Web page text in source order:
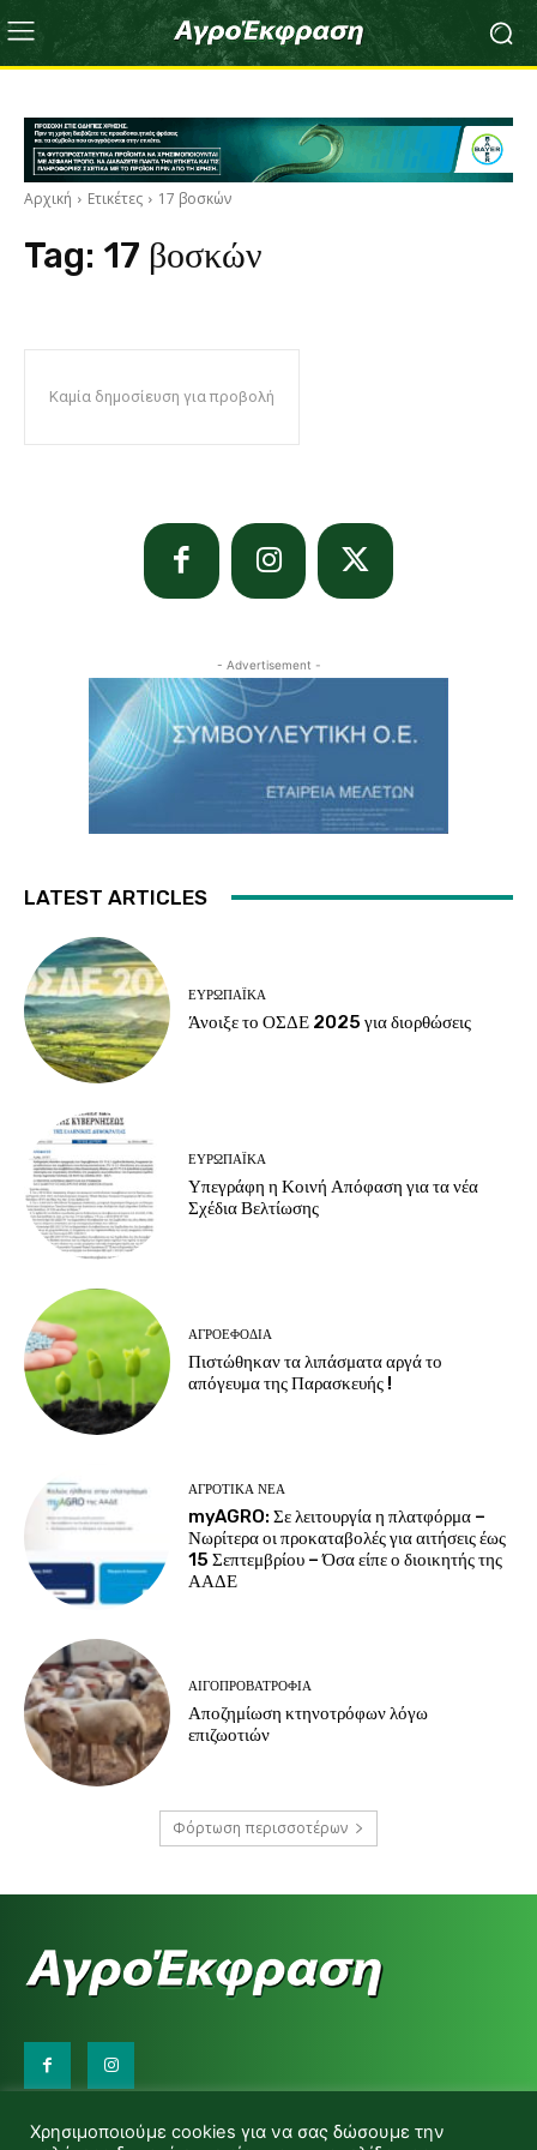
Αρχική Ετικέτες 17 βοσκών
Tag: 17 βοσκών
Καμία δημοσίευση για προβολή
- Advertisement -
LATEST ARTICLES
ΕΥΡΩΠΑΪΚΆ
Άνοιξε το ΟΣΔΕ 2025 για διορθώσεις
ΕΥΡΩΠΑΪΚΆ
Υπεγράφη η Κοινή Απόφαση για τα νέα
Σχέδια Βελτίωσης
ΑΓΡΟΕΦΌΔΙΑ
Πιστώθηκαν τα λιπάσματα αργά το
απόγευμα της Παρασκευής !
ΑΓΡΟΤΙΚΆ ΝΈΑ
myAGRO: Σε λειτουργία η πλατφόρμα –
Νωρίτερα οι προκαταβολές για αιτήσεις έως
15 Σεπτεμβρίου – Όσα είπε ο διοικητής της
ΑΑΔΕ
ΑΙΓΟΠΡΟΒΑΤΡΟΦΊΑ
Αποζημίωση κτηνοτρόφων λόγω
επιζωοτιών
Φόρτωση περισσοτέρων
d.makas@yahoo.gr
Χρησιμοποιούμε cookies για να σας δώσουμε την